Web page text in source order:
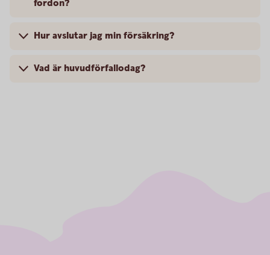
fordon?
Hur avslutar jag min försäkring?
Vad är huvudförfallodag?